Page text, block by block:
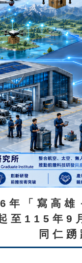
年「寫高
至115年9
同仁踴